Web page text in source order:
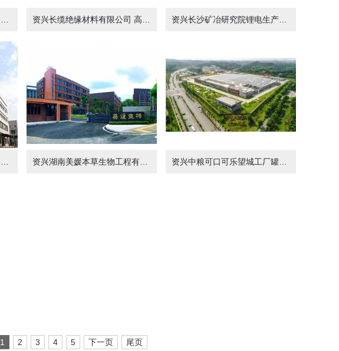
资兴长缆科技集团股份有限公司 实验楼装修工程1200m² 资兴长缆绝缘材料有限公司 高压材料车间洁净装修，及办公楼装修6300m² 资兴长沙矿冶研究院锂电生产车间2300m²
1 2 3 4 5 下一页 尾页